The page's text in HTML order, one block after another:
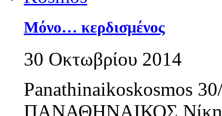
Μόνο… κερδισμένος
30 Οκτωβρίου 2014
Panathinaikoskosmos
ΠΑΝΑΘΗΝΑΙΚΟΣ Νίκη